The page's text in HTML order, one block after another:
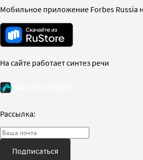
Мобильное приложение Forbes Russia
На сайте работает синтез речи
Рассылка:
Подписаться